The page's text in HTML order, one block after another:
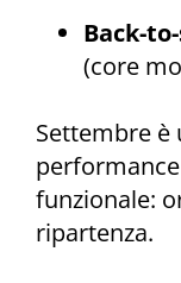
Back-
(core
Settembre
funzionale:
ripartenza.